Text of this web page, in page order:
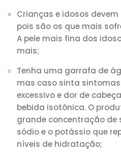
Crianças e idosos
pois são os que mais
A pele mais fina dos
mais;
Tenha uma garrafa de
mas caso sinta
excessivo e dor de
bebida isotônica. O
grande concentração de
sódio e o potássio que
níveis de hidratação;